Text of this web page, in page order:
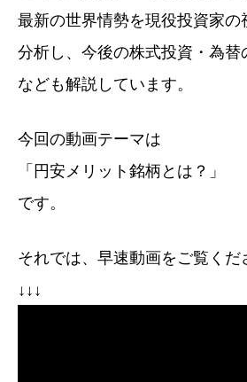
最新の世界情勢を現役投資家の
分析し、今後の株式投資・為替
なども解説しています。
今回の動画テーマは
「円安メリット銘柄とは？」
です。
それでは、早速動画をご覧くだ
↓↓↓